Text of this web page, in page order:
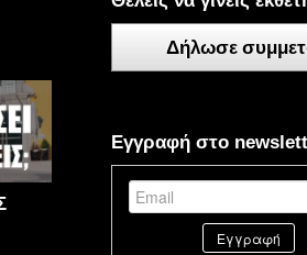
Δήλωσε
Εγγραφή στο